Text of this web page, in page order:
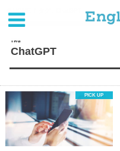
TAG
ChatGPT